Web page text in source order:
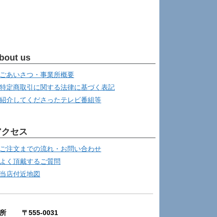
us
ごあいさつ・事業所概要
特定商取引に関する法律に基づく表記
紹介してくださったテレビ番組等
セス
ご注文までの流れ・お問い合わせ
よく頂戴するご質問
当店付近地図
所 〒555-0031